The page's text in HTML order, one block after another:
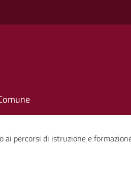
ai percorsi di istruzione e